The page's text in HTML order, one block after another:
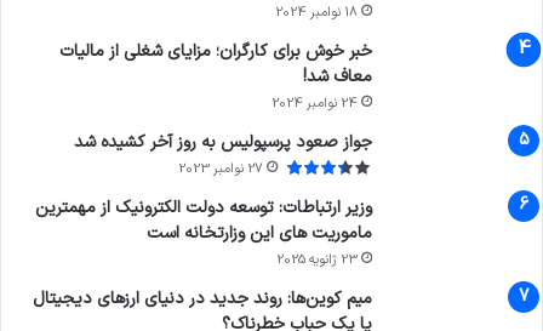
18 نوامبر 2024
خبر خوش برای کارگران؛ مزایای شغلی از مالیات
معاف شد!
24 نوامبر 2024
جواز صعود پرسپولیس به روز آخر کشیده شد
27 نوامبر 2023
وزیر ارتباطات: توسعه دولت الکترونیک از مهمترین
ماموریت های این وزارتخانه است
23 ژانویه 2025
میم کوین‌ها: روند جدید در دنیای ارزهای دیجیتال
یا یک حباب خطرناک؟